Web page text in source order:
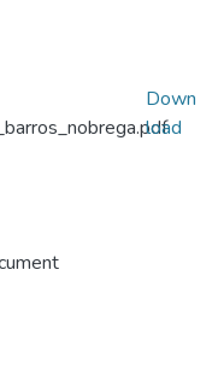
Down
load